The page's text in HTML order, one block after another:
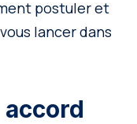
postuler et
lancer dans